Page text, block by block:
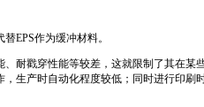
EPS作为缓冲材料。
耐戳穿性能等较差，这就限制了其在某
生产时自动化程度较低；同时进行印刷